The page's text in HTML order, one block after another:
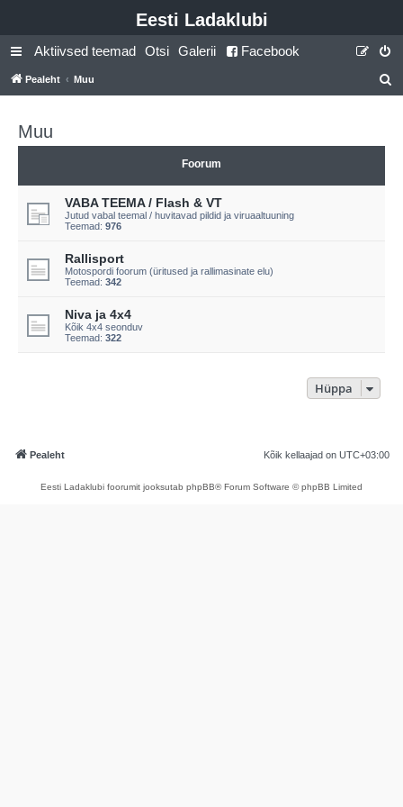
Eesti Ladaklubi
Aktiivsed teemad Otsi Galerii Facebook
Pealeht Muu
t
Muu
Foorum
VABA TEEMA / Flash & VT
Jutud vabal teemal / huvitavad pildid ja viruaaltuuning
Teemad: 976
Rallisport
Motospordi foorum (üritused ja rallimasinate elu)
Teemad: 342
Niva ja 4x4
Kõik 4x4 seonduv
Teemad: 322
Hüppa
Pealeht Kõik kellaajad on UTC+03:00
Eesti Ladaklubi foorumit jooksutab phpBB® Forum Software © phpBB Limited